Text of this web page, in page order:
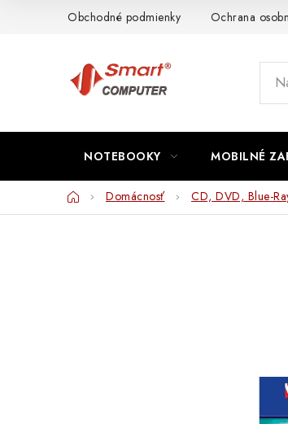
Obchodné podmienky Ochrana
NOTEBOOKY MOBILNÉ
DomovDomácnosť CD, DVD, Blue-